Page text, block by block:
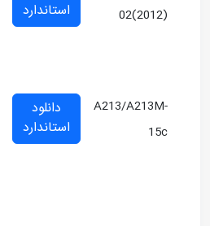
02(2012)
استاندارد
A213/A213M-
15c
دانلود
استاندارد